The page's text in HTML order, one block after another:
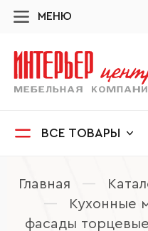
МЕНЮ
ВСЕ ТОВАРЫ
Главная —
—
Кухонные
фасады торцевые